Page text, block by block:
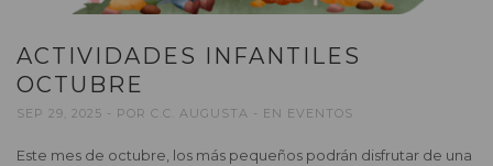
ACTIVIDADES INFANTILES
OCTUBRE
SEP 29, 2025 POR C.C. AUGUSTA EN EVENTOS
Este mes de octubre, los más pequeños podrán disfrutar de una